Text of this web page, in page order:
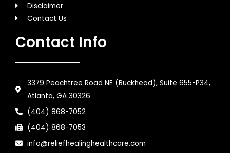
Disclaimer
Contact Us
Contact Info
3379 Peachtree Road NE (Buckhead), Suite 655-P34,
Atlanta, GA 30326
(404) 868-7052
(404) 868-7053
info@reliefhealinghealthcare.com